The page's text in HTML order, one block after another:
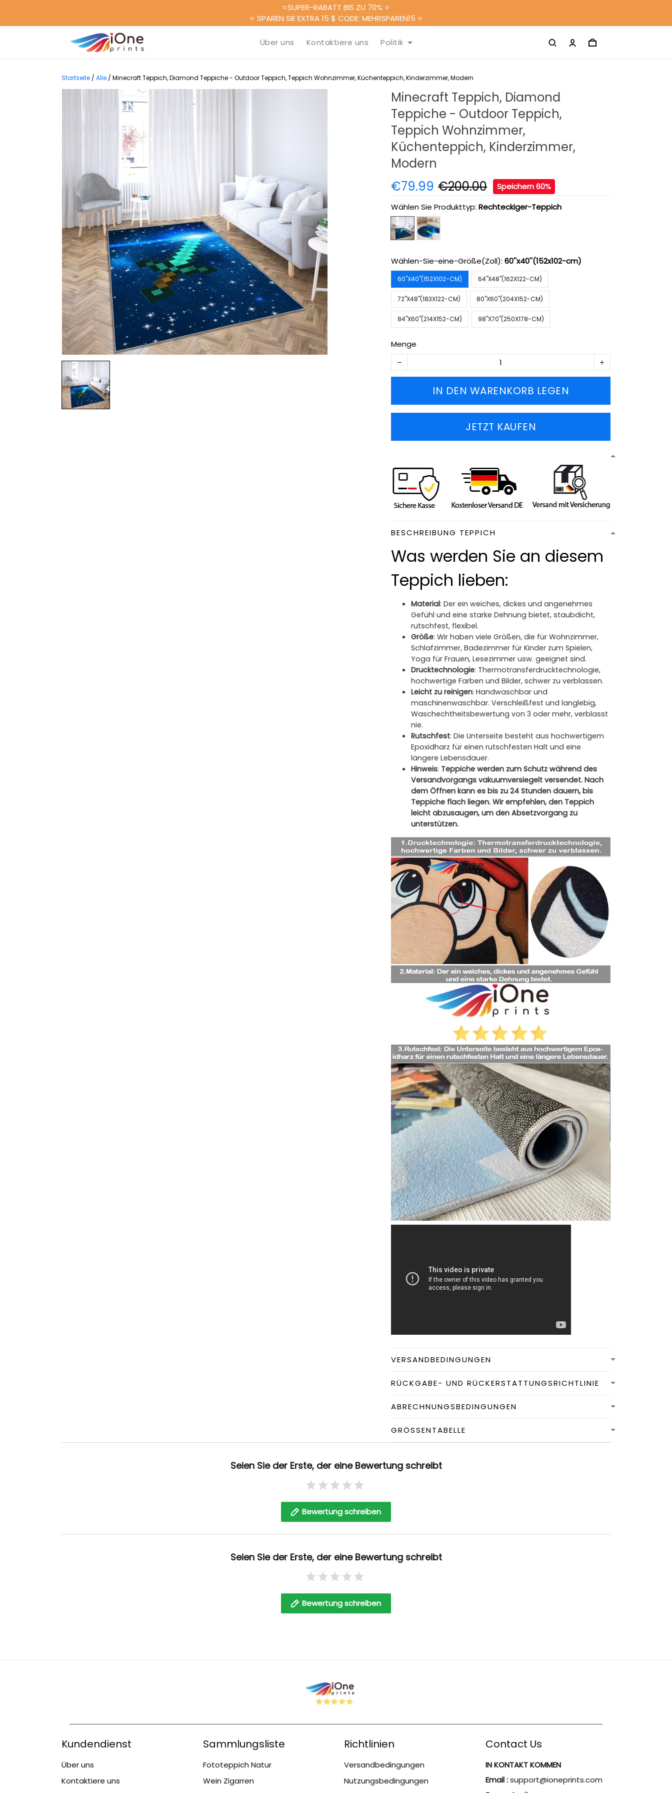
⭐SUPER-RABATT BIS ZU 70% ⭐
⭐ SPAREN SIE EXTRA 15 $ CODE: MEHRSPAREN15 ⭐
Über uns Kontaktiere uns Politik
Startseite / Alle / Minecraft Teppich, Diamond Teppiche - Outdoor Teppich, Teppich Wohnzimmer, Küchenteppich, Kinderzimmer, Modern
Minecraft Teppich, Diamond
Teppiche - Outdoor Teppich,
Teppich Wohnzimmer,
Küchenteppich, Kinderzimmer,
Modern
€79.99 €200.00
Speichern 60%
Wählen Sie Produkttyp:Rechteckiger-Teppich
Wählen-Sie-eine-Größe(Zoll):60''x40''(152x102-cm)
60''X40''(152X102-CM) 64''X48''(162X122-CM)
72''X48''(183X122-CM) 80''X60''(204X152-CM)
84''X60''(214X152-CM) 98''X70''(250X178-CM)
Menge
IN DEN WARENKORB LEGEN
JETZT KAUFEN
BESCHREIBUNG TEPPICH
Was werden Sie an diesem
Teppich lieben:
Material: Der ein weiches, dickes und angenehmes
Gefühl und eine starke Dehnung bietet, staubdicht,
rutschfest, flexibel.
Größe: Wir haben viele Größen, die für Wohnzimmer,
Schlafzimmer, Badezimmer für Kinder zum Spielen,
Yoga für Frauen, Lesezimmer usw. geeignet sind.
Drucktechnologie: Thermotransferdrucktechnologie,
hochwertige Farben und Bilder, schwer zu verblassen.
Leicht zu reinigen: Handwaschbar und
maschinenwaschbar. Verschleißfest und langlebig,
Waschechtheitsbewertung von 3 oder mehr, verblasst
nie.
Rutschfest: Die Unterseite besteht aus hochwertigem
Epoxidharz für einen rutschfesten Halt und eine
längere Lebensdauer.
Hinweis: Teppiche werden zum Schutz während des
Versandvorgangs vakuumversiegelt versendet. Nach
dem Öffnen kann es bis zu 24 Stunden dauern, bis
Teppiche flach liegen. Wir empfehlen, den Teppich
leicht abzusaugen, um den Absetzvorgang zu
unterstützen.
VERSANDBEDINGUNGEN
RÜCKGABE- UND RÜCKERSTATTUNGSRICHTLINIE
ABRECHNUNGSBEDINGUNGEN
GRÖSSENTABELLE
Seien Sie der Erste, der eine Bewertung schreibt
Bewertung schreiben
Seien Sie der Erste, der eine Bewertung schreibt
Bewertung schreiben
Kundendienst
Über uns
Kontaktiere uns
Sammlungsliste
Fototeppich Natur
Wein Zigarren
Richtlinien
Versandbedingungen
Nutzungsbedingungen
Contact Us
IN KONTAKT KOMMEN
Email :support@ioneprints.com